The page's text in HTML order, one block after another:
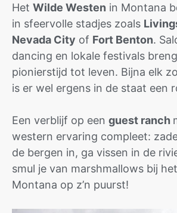
Het Wilde Westen in Montana
in sfeervolle stadjes zoals
Nevada City of Fort Benton.
dancing en lokale festivals
pionierstijd tot leven. Bijna elk
is er wel ergens in de staat een
Een verblijf op een guest ranch
western ervaring compleet:
de bergen in, ga vissen in de
smul je van marshmallows bij
Montana op z’n puurst!